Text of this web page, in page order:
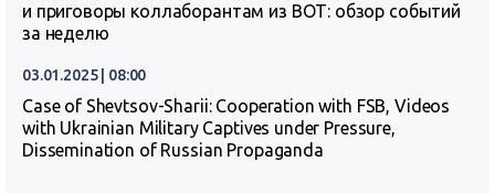
и приговоры коллаборантам из ВОТ: обзор событий
за неделю
03.01.2025 | 08:00
Case of Shevtsov-Sharii: Cooperation with FSB, Videos
with Ukrainian Military Captives under Pressure,
Dissemination of Russian Propaganda